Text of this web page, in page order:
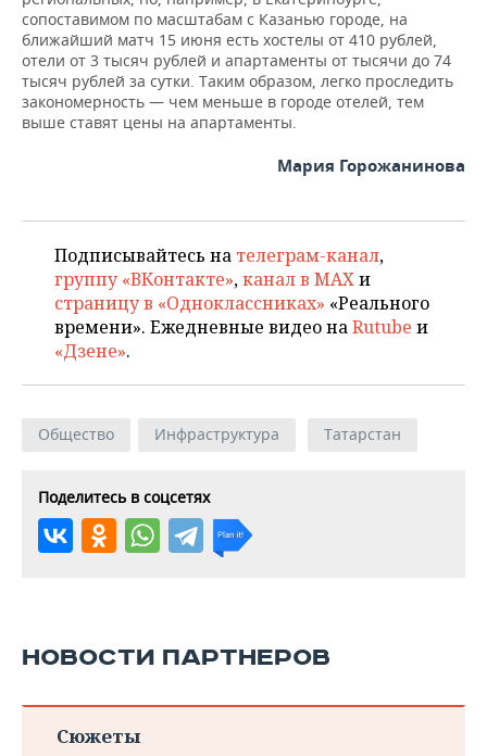
сопоставимом по масштабам с Казанью городе, на
ближайший матч 15 июня есть хостелы от 410 рублей,
отели от 3 тысяч рублей и апартаменты от тысячи до 74
тысяч рублей за сутки. Таким образом, легко проследить
закономерность — чем меньше в городе отелей, тем
выше ставят цены на апартаменты.
Мария Горожанинова
Подписывайтесь на телеграм-канал,
группу «ВКонтакте»,канал в MAXи
страницу в «Одноклассниках» «Реального
времени». Ежедневные видео наRutube и
«Дзене».
Общество Инфраструктура Татарстан
Поделитесь в соцсетях
НОВОСТИ ПАРТНЕРОВ
Сюжеты